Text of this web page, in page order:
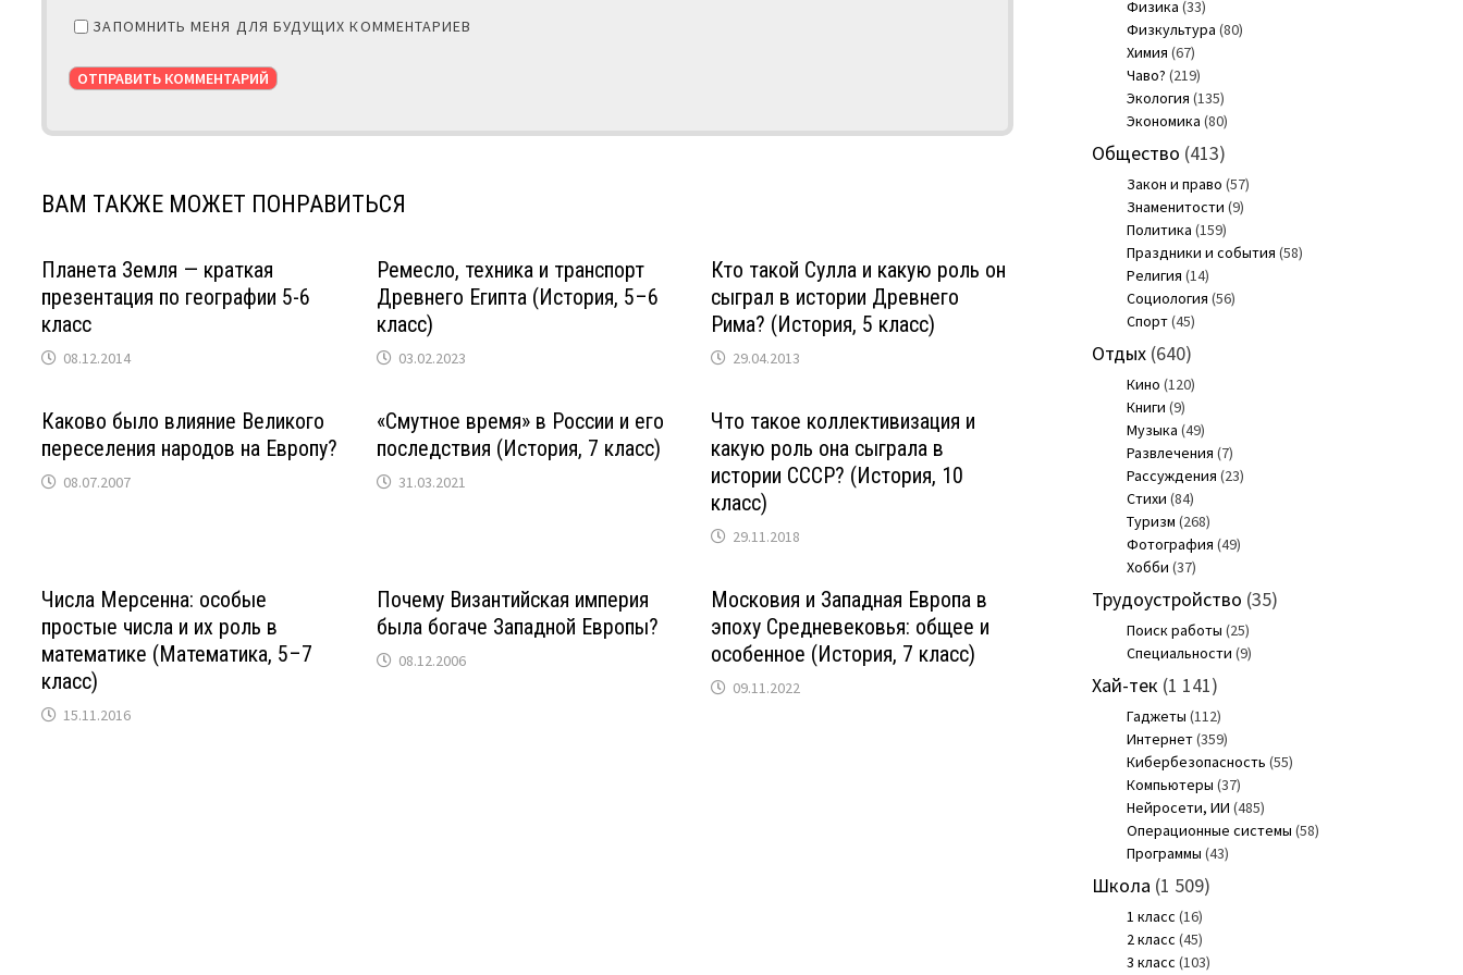
ЗАПОМНИТЬ МЕНЯ ДЛЯ БУДУЩИХ КОММЕНТАРИЕВ
ВАМ ТАКЖЕ МОЖЕТ ПОНРАВИТЬСЯ
Планета Земля — краткая
презентация по географии 5-6
класс
08.12.2014
Ремесло, техника и транспорт
Древнего Египта (История, 5–6
класс)
03.02.2023
Кто такой Сулла и какую роль он
сыграл в истории Древнего
Рима? (История, 5 класс)
29.04.2013
Каково было влияние Великого
переселения народов на Европу?
08.07.2007
«Смутное время» в России и его
последствия (История, 7 класс)
31.03.2021
Что такое коллективизация и
какую роль она сыграла в
истории СССР? (История, 10
класс)
29.11.2018
Числа Мерсенна: особые
простые числа и их роль в
математике (Математика, 5–7
класс)
15.11.2016
Почему Византийская империя
была богаче Западной Европы?
08.12.2006
Московия и Западная Европа в
эпоху Средневековья: общее и
особенное (История, 7 класс)
09.11.2022
Физика (33)
Физкультура (80)
Химия (67)
Чаво? (219)
Экология (135)
Экономика (80)
Общество (413)
Закон и право (57)
Знаменитости (9)
Политика (159)
Праздники и события (58)
Религия (14)
Социология (56)
Спорт(45)
Отдых(640)
Кино (120)
Книги (9)
Музыка (49)
Развлечения (7)
Рассуждения (23)
Стихи (84)
Туризм (268)
Фотография (49)
Хобби (37)
Трудоустройство (35)
Поиск работы (25)
Специальности (9)
Хай-тек (1 141)
Гаджеты (112)
Интернет(359)
Кибербезопасность (55)
Компьютеры (37)
Нейросети, ИИ (485)
Операционные системы (58)
Программы (43)
Школа (1 509)
1 класс (16)
2 класс (45)
3 класс (103)